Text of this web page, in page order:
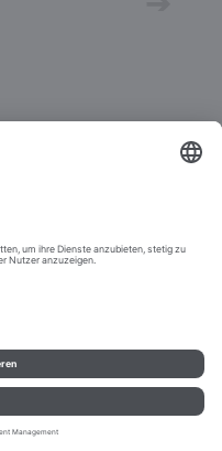
Rechtliche Hinweise
2022